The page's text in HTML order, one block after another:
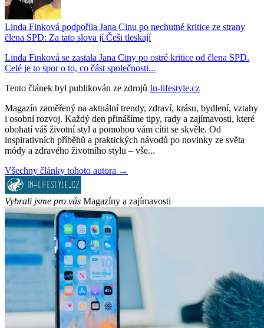
Linda Finková podpořila Jana Cinu po nechutné kritice ze strany
člena SPD: Za tato slova jí Češi tleskají
Linda Finková se zastala Jana Ciny po ostré kritice od člena SPD.
Celé je to spor o to, co část společnosti...
Tento článek byl publikován ze zdrojů In-lifestyle.cz
Magazín zaměřený na aktuální trendy, zdraví, krásu, bydlení, vztahy
i osobní rozvoj. Každý den přinášíme tipy, rady a zajímavosti, které
obohatí váš životní styl a pomohou vám cítit se skvěle. Od
inspirativních příběhů a praktických návodů po novinky ze světa
módy a zdravého životního stylu – vše...
Všechny články tohoto autora →
Vybrali jsme pro vás Magazíny a zajímavosti